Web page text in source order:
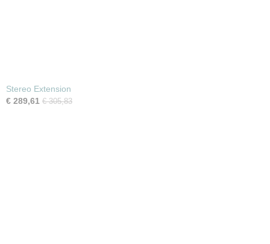
Stereo Extension
€ 289,61 € 305,83